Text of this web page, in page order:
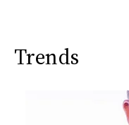
Trends